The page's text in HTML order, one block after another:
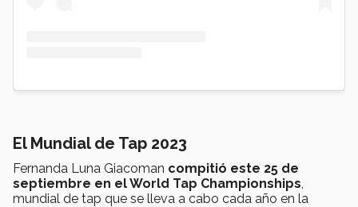
El Mundial de Tap 2023
Fernanda Luna Giacoman compitió este 25 de
septiembre en el World Tap Championships,
mundial de tap que se lleva a cabo cada año en la